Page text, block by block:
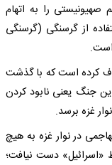
را به اتهام
از گرسنگی (گرسنگی
است.
کرده است که با گذشت
این جنگ یعنی نابود کردن
غزه برسد.
در نوار غزه به هیچ
دست نیافت؛